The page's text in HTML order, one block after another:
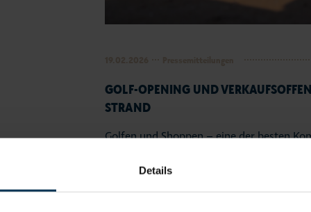
Details
GOLF-OPENING UND
STRAND
Golfen und Shoppen – eine der besten